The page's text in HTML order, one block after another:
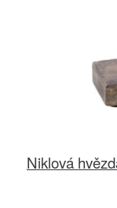
Niklová